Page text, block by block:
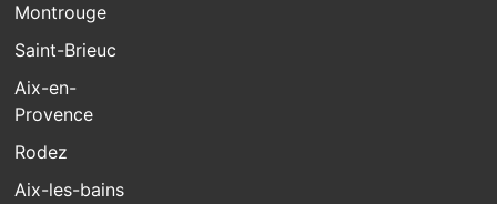
Montrouge
Saint-Brieuc
Aix-en-
Provence
Rodez
Aix-les-bains